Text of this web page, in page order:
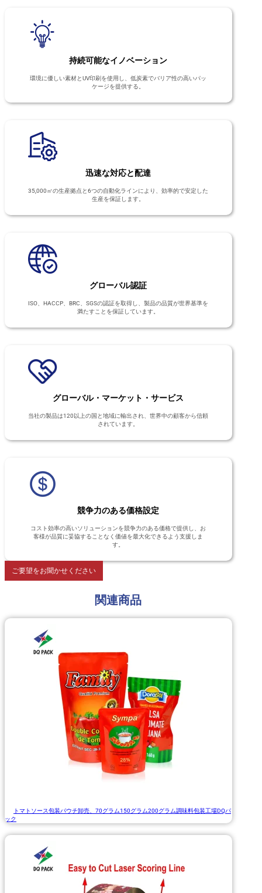
持続可能なイノベーション
環境に優しい素材とUV印刷を使用し、低炭素でバリア性の高いパッ
ケージを提供する。
迅速な対応と配達
35,000㎡の生産拠点と6つの自動化ラインにより、効率的で安定した
生産を保証します。
グローバル認証
ISO、HACCP、BRC、SGSの認証を取得し、製品の品質が世界基準を
満たすことを保証しています。
グローバル・マーケット・サービス
当社の製品は120以上の国と地域に輸出され、世界中の顧客から信頼
されています。
競争力のある価格設定
コスト効率の高いソリューションを競争力のある価格で提供し、お
客様が品質に妥協することなく価値を最大化できるよう支援しま
す。
ご要望をお聞かせください
関連商品
トマトソース包装パウチ卸売、70グラム150グラム200グラム調味料包装工場DQパ
ック